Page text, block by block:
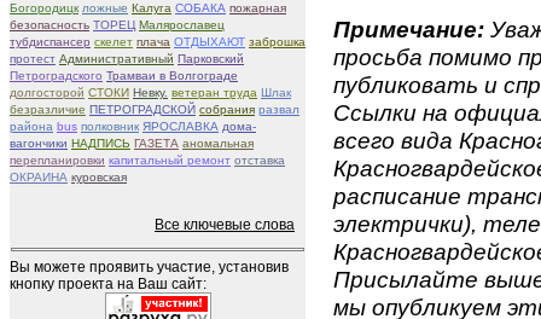
Богородицк ложные Калуга СОБАКА пожарная
безопасность ТОРЕЦ Малярославец
тубдиспансер скелет плача ОТДЫХАЮТ заброшка
протест Административный Парковский
Петроградского Трамваи в Волгограде
долгосторой СТОКИ Невку. ветеран труда Шлак
безразличие ПЕТРОГРАДСКОЙ собрания развал
района bus полковник ЯРОСЛАВКА дома-
вагончики НАДПИСЬ ГАЗЕТА аномальная
перепланировки капитальный ремонт отставка
ОКРАИНА куровская
Все ключевые слова
Вы можете проявить участие, установив
кнопку проекта на Ваш сайт:
Примечание:
просьба помимо
публиковать и
Ссылки на
всего вида
расписание
электрички),
Присылайте
мы опубликуем